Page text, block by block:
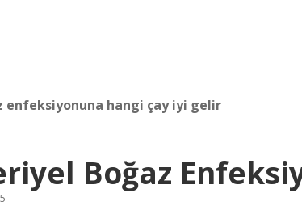
enfeksiyonuna hangi çay iyi gelir
Boğaz